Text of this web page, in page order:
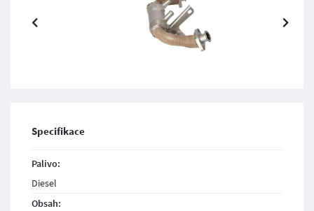
Specifikace
Palivo:
Diesel
Obsah: